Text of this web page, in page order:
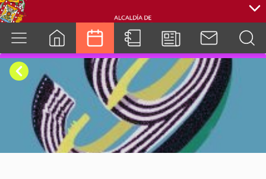
cuenca.gob.ec